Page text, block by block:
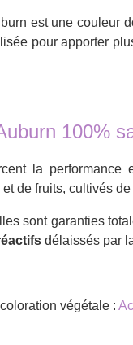
est une
pour apporter
100%
la
de fruits, cultivés
sont garanties
délaissés par
végétale :